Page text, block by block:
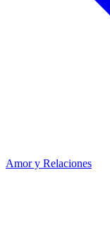
Amor y Relaciones